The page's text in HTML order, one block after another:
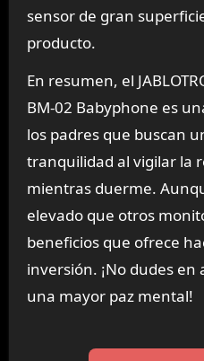
sensor de gran
producto.
En resumen, el
BM-02 Babyphone es
los padres que buscan
tranquilidad al vigilar la
mientras duerme.
elevado que otros
beneficios que ofrece
inversión. ¡No dudes
una mayor paz mental!